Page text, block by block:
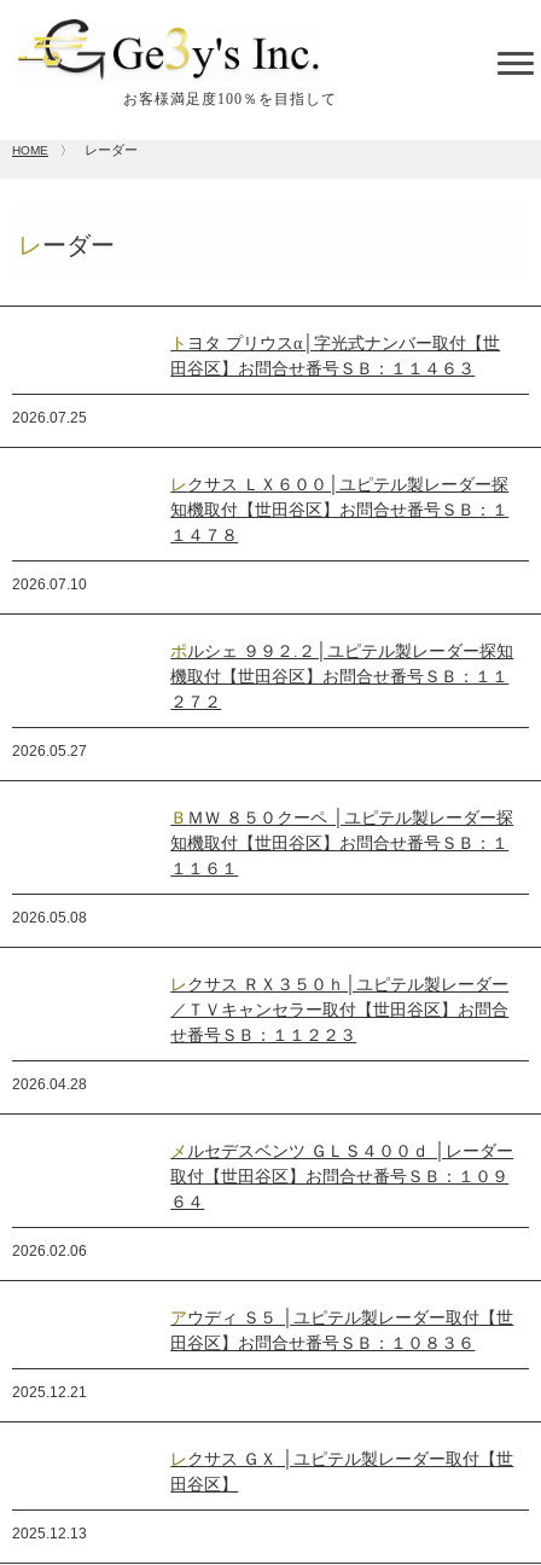
お客様満足度100％を目指して
HOME 〉 レーダー
レーダー
トヨタ プリウスα│字光式ナンバー取付【世
田谷区】お問合せ番号ＳＢ：１１４６３
2026.07.25
レクサス ＬＸ６００│ユピテル製レーダー探
知機取付【世田谷区】お問合せ番号ＳＢ：１
１４７８
2026.07.10
ポルシェ ９９２.２│ユピテル製レーダー探知
機取付【世田谷区】お問合せ番号ＳＢ：１１
２７２
2026.05.27
ＢＭＷ ８５０クーペ │ユピテル製レーダー探
知機取付【世田谷区】お問合せ番号ＳＢ：１
１１６１
2026.05.08
レクサス ＲＸ３５０ｈ│ユピテル製レーダー
／ＴＶキャンセラー取付【世田谷区】お問合
せ番号ＳＢ：１１２２３
2026.04.28
メルセデスベンツ ＧＬＳ４００ｄ │レーダー
取付【世田谷区】お問合せ番号ＳＢ：１０９
６４
2026.02.06
アウディ Ｓ５ │ユピテル製レーダー取付【世
田谷区】お問合せ番号ＳＢ：１０８３６
2025.12.21
レクサス ＧＸ │ユピテル製レーダー取付【世
田谷区】
2025.12.13